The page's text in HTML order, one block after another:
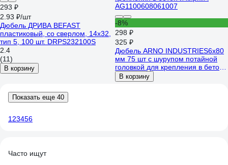
293 ₽
2.93 ₽/шт
Дюбель ДРИВА BEFAST
пластиковый, со сверлом, 14x32,
тип 5, 100 шт. DRPS232100S
2.4
(11)
В корзину
-8%
298 ₽
325 ₽
Дюбель ARNO INDUSTRIES6х80
мм 75 шт с шурупом потайной
головкой для крепления в бетон
и кирпич AG1100608061007
В корзину
Показать еще 40
1 23456
Часто ищут